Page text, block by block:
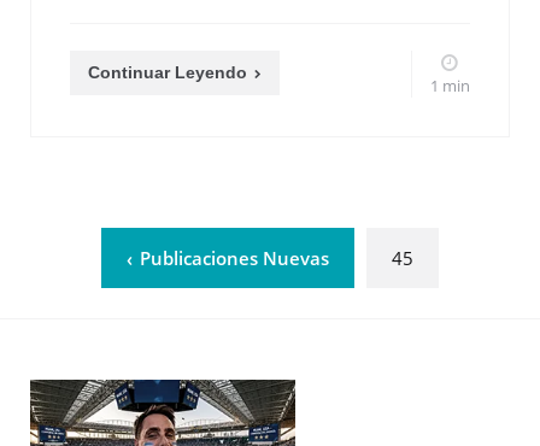
Continuar Leyendo
1 min
Publicaciones Nuevas 45